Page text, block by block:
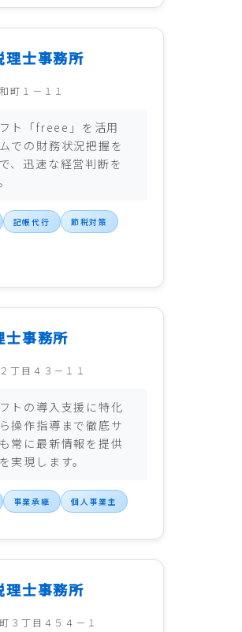
理士事務所
町１－１１
ト「freee」を活用
での財務状況把握を
、迅速な経営判断を
記帳代行
節税対策
士事務所
丁目４３－１１
トの導入支援に特化
操作指導まで徹底サ
常に最新情報を提供
実現します。
事業承継 個人事業主
理士事務所
３丁目４５４－１